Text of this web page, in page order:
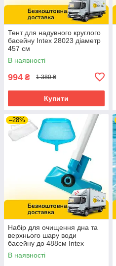
Тент для надувного круглого
басейну Intex 28023 діаметр
457 см
В наявності
994 ₴ 1 380 ₴
Купити
–28%
Набір для очищення дна та
верхнього шару води
басейну до 488см Intex
28002
В наявності